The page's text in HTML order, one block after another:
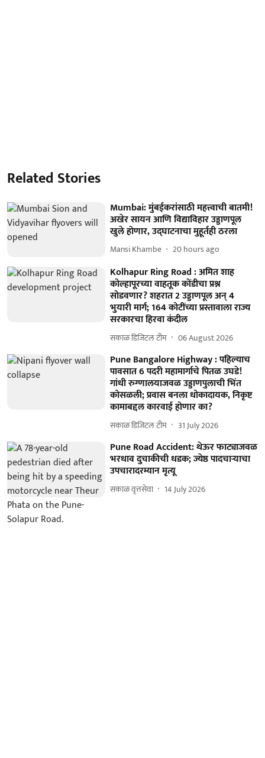
Related Stories
Mumbai: मुंबईकरांसाठी महत्त्वाची बातमी!
अखेर सायन आणि विद्याविहार उड्डाणपूल
खुले होणार, उद्घाटनाचा मुहूर्तही ठरला
Mansi Khambe 20 hours ago
Kolhapur Ring Road : अमित शाह
कोल्हापूरच्या वाहतूक कोंडीचा प्रश्न
सोडवणार? शहरात 2 उड्डाणपूल अन् 4
भुयारी मार्ग; 164 कोटींच्या प्रस्तावाला राज्य
सरकारचा हिरवा कंदील
सकाळ डिजिटल टीम 06 August 2026
Pune Bangalore Highway : पहिल्याच
पावसात 6 पदरी महामार्गाचे पितळ उघडे!
गांधी रुग्णालयाजवळ उड्डाणपुलाची भिंत
कोसळली; प्रवास बनला धोकादायक, निकृष्ट
कामाबद्दल कारवाई होणार का?
सकाळ डिजिटल टीम 31 July 2026
Pune Road Accident: थेऊर फाट्याजवळ
भरधाव दुचाकीची धडक; ज्येष्ठ पादचाऱ्याचा
उपचारादरम्यान मृत्यू
सकाळ वृत्तसेवा 14 July 2026